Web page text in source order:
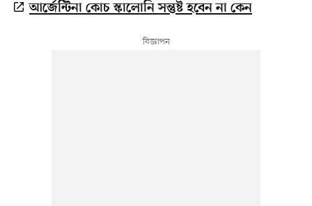
আর্জেন্টিনা কোচ স্কালোনি সন্তুষ্ট হবেন না কেন